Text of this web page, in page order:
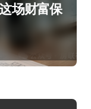
场财富保